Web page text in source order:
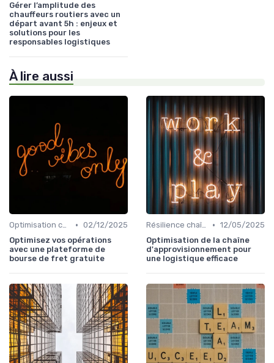
Gérer l’amplitude des
chauffeurs routiers avec un
départ avant 5h : enjeux et
solutions pour les
responsables logistiques
À lire aussi
Optimisation coûts • 02/12/2025
Optimisez vos opérations
avec une plateforme de
bourse de fret gratuite
Résilience chaîne • 12/05/2025
Optimisation de la chaîne
d'approvisionnement pour
une logistique efficace